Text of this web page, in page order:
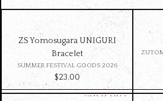
ZS Yomosugara UNIGURI
Bracelet
SUMMER FESTIVAL GOODS 2026
$‌23.00